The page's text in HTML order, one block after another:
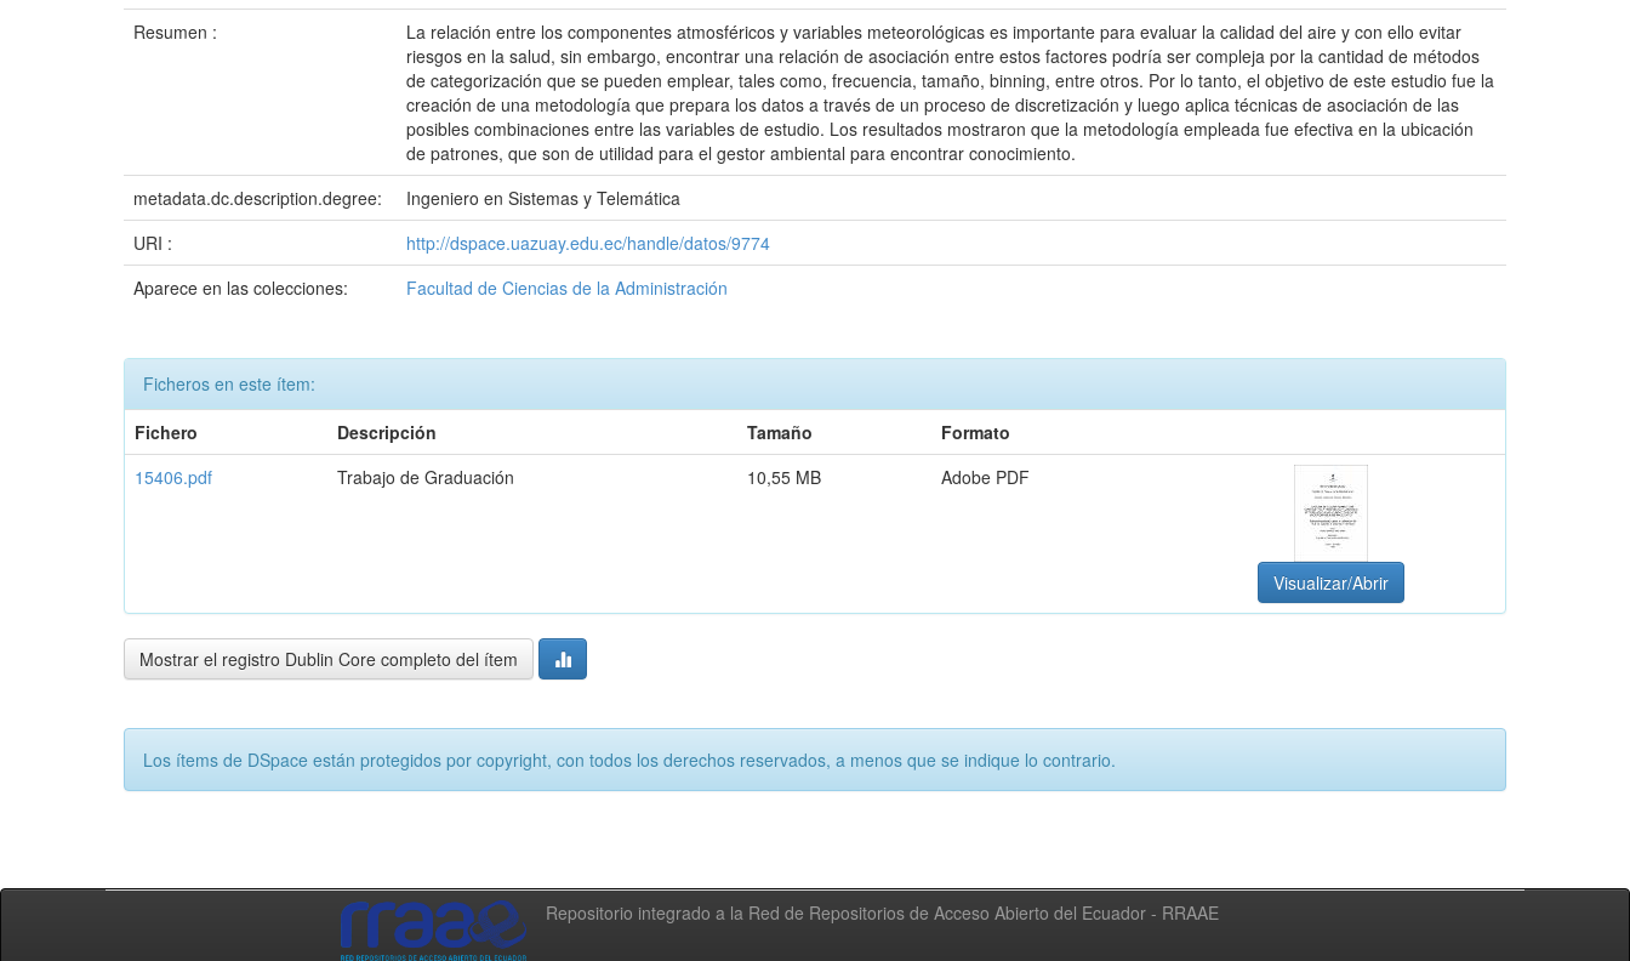
Resumen :
La relación entre los componentes atmosféricos y variables meteorológicas es importante para evaluar la calidad del aire y con ello evitar
riesgos en la salud, sin embargo, encontrar una relación de asociación entre estos factores podría ser compleja por la cantidad de métodos
de categorización que se pueden emplear, tales como, frecuencia, tamaño, binning, entre otros. Por lo tanto, el objetivo de este estudio fue la
creación de una metodología que prepara los datos a través de un proceso de discretización y luego aplica técnicas de asociación de las
posibles combinaciones entre las variables de estudio. Los resultados mostraron que la metodología empleada fue efectiva en la ubicación
de patrones, que son de utilidad para el gestor ambiental para encontrar conocimiento.
metadata.dc.description.degree:
Ingeniero en Sistemas y Telemática
URI :
http://dspace.uazuay.edu.ec/handle/datos/9774
Aparece en las colecciones:
Facultad de Ciencias de la Administración
Ficheros en este ítem:
Fichero
Descripción Tamaño
Formato
15406.pdf
Trabajo de Graduación 10,55 MB Adobe PDF
Visualizar/Abrir
Mostrar el registro Dublin Core completo del ítem
Los ítems de DSpace están protegidos por copyright, con todos los derechos reservados, a menos que se indique lo contrario.
Repositorio integrado a la Red de Repositorios de Acceso Abierto del Ecuador - RRAAE